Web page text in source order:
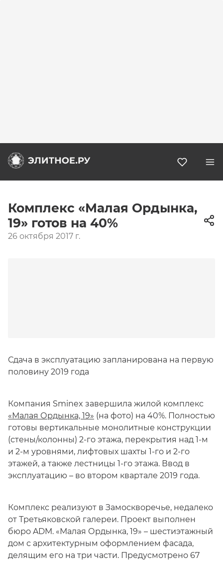
Комплекс «Малая Ордынка,
19» готов на 40%
26 октября 2017 г.
Сдача в эксплуатацию запланирована на первую
половину 2019 года
Компания Sminex завершила жилой комплекс
«Малая Ордынка, 19» (на фото) на 40%. Полностью
готовы вертикальные монолитные конструкции
(стены/колонны) 2-го этажа, перекрытия над 1-м
и 2-м уровнями, лифтовых шахты 1-го и 2-го
этажей, а также лестницы 1-го этажа. Ввод в
эксплуатацию – во втором квартале 2019 года.
Комплекс реализуют в Замоскворечье, недалеко
от Третьяковской галереи. Проект выполнен
бюро ADM. «Малая Ордынка, 19» – шестиэтажный
дом с архитектурным оформлением фасада,
делящим его на три части. Предусмотрено 67